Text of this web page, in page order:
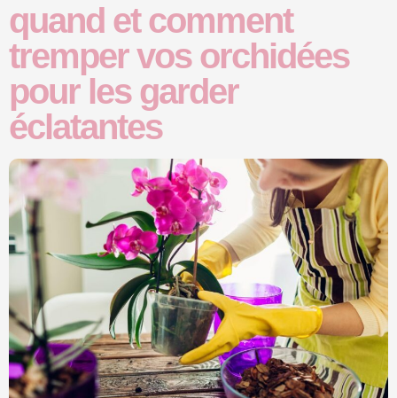
quand et comment
tremper vos orchidées
pour les garder
éclatantes